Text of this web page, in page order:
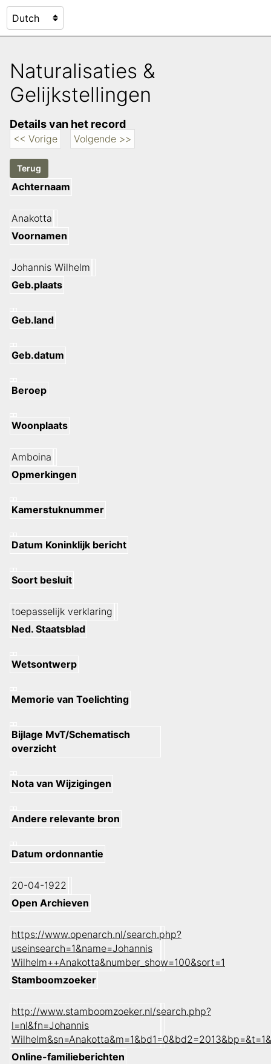
Naturalisaties &
Gelijkstellingen
Details van het record
<< Vorige Volgende >>
Achternaam
Anakotta
Voornamen
Johannis Wilhelm
Geb.plaats
Geb.land
Geb.datum
Beroep
Woonplaats
Amboina
Opmerkingen
Kamerstuknummer
Datum Koninklijk bericht
Soort besluit
toepasselijk verklaring
Ned. Staatsblad
Wetsontwerp
Memorie van Toelichting
Bijlage MvT/Schematisch
overzicht
Nota van Wijzigingen
Andere relevante bron
Datum ordonnantie
20-04-1922
Open Archieven
https://www.openarch.nl/search.php?
useinsearch=1&name=Johannis
Wilhelm++Anakotta&number_show=100&sort=1
Stamboomzoeker
http://www.stamboomzoeker.nl/search.php?
l=nl&fn=Johannis
Online-familieberichten